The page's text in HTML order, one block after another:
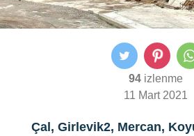
94 izlenme
11 Mart 2021
Çal, Girlevik2, Mercan,